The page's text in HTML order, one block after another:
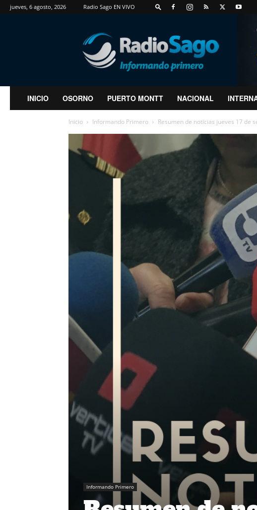
jueves, 6 agosto, 2026 Radio Sago EN VIVO
RadioSago
INICIO OSORNO PUERTO MONTT NACIONAL
Inicio Informando Primero Resumen de noticias jueves 17 de
Informando Primero